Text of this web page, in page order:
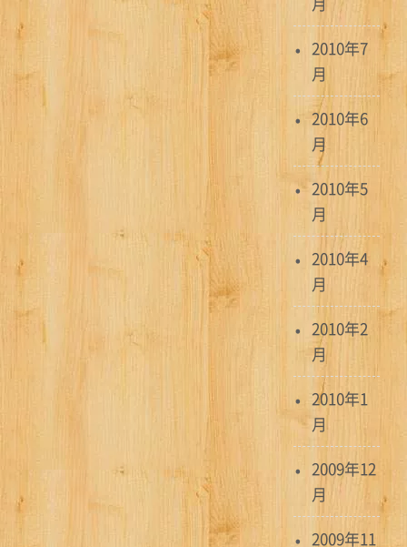
2010年7
月
2010年6
月
2010年5
月
2010年4
月
2010年2
月
2010年1
月
2009年12
月
2009年11